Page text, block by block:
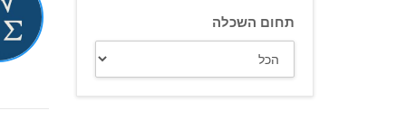
תחום השכלה